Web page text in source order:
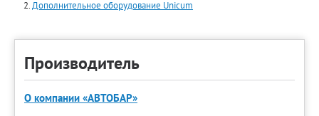
Дополнительное оборудование Unicum
Производитель
О компании «АВТОБАР»